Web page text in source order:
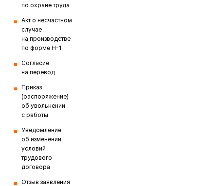
по охране труда
Акт о несчастном
случае
на производстве
по форме Н-1
Согласие
на перевод
Приказ
(распоряжение)
об увольнении
с работы
Уведомление
об изменении
условий
трудового
договора
Отзыв заявления